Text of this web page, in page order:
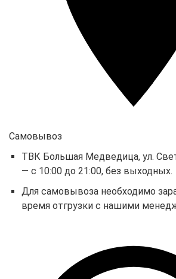
Самовывоз
ТВК Большая Медведица, ул.
— с 10:00 до 21:00, без выходных.
Для самовывоза необходимо
время отгрузки с нашими